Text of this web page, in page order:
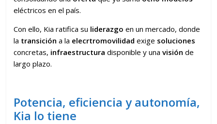
eléctricos en el país.
Con ello, Kia ratifica su liderazgo en un mercado, donde
la transición a la elecrtromovilidad exige soluciones
concretas, infraestructura disponible y unavisión de
largo plazo.
Potencia, eficiencia y autonomía,
Kia lo tiene